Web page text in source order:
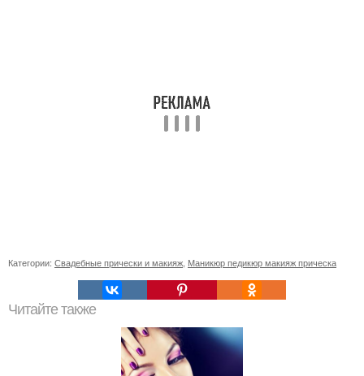
Категории: Свадебные прически и макияж Маникюр педикюр макияж прическа
Читайте также